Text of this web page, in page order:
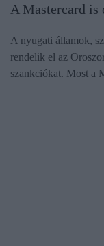
A Mastercard is
A nyugati államok,
rendelik el az
szankciókat. Most a